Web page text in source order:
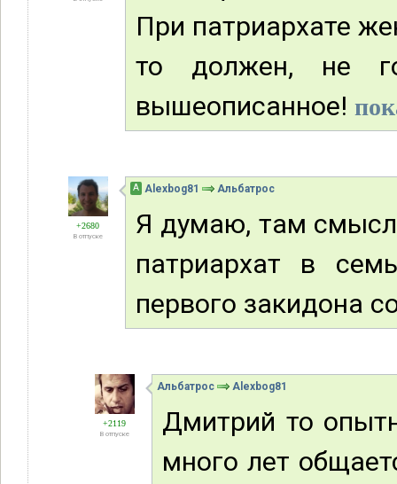
При патриархате
то должен, не
вышеописанное!
+2680
В отпуске
А Alexbog81 Альбатрос
Я думаю, там смысл
патриархат в
первого закидона
+2119
В отпуске
Альбатрос Alexbog81
Дмитрий то
много лет